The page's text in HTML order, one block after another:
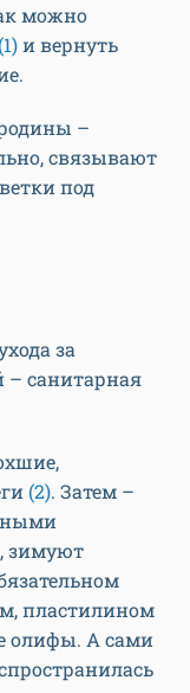
можно
(1)и вернуть
–
связывают
под
за
– санитарная
(2). Затем –
зимуют
пластилином
олифы. А сами